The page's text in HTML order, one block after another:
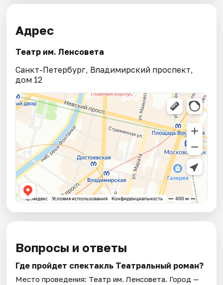
Адрес
Театр им. Ленсовета
Санкт-Петербург, Владимирский проспект,
дом 12
Вопросы и ответы
Где пройдет спектакль Театральный роман?
Место проведения: Театр им. Ленсовета. Город —